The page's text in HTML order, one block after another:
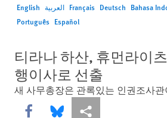
English العربية Français Deutsch Bahasa
Português Español
티라나 하산, 휴먼라이
행이사로 선출
새 사무총장은 관록있는 인권조사
Share this via Facebook
Share this via Bluesky
More sharing options